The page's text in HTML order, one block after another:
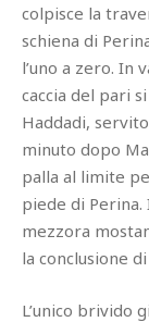
colpisce la
schiena di
l’uno a zero. In
caccia del pari
Haddadi,
minuto dopo
palla al limite
piede di
mezzora
la conclusione
L’unico brivido